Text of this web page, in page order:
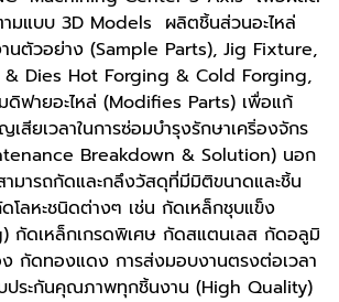
ามแบบ 3D Models ผลิตชิ้นส่วนอะไหล่
นตัวอย่าง (Sample Parts), Jig Fixture,
& Dies Hot Forging & Cold Forging,
ดิฟายอะไหล่ (Modifies Parts) เพื่อแก้
สียเวลาในการซ่อมบำรุงรักษาเคริ่องจักร
Breakdown & Solution) นอก
ามารถกัดและกลึงวัสดุที่มีมิติขนาดและชิ้น
โลหะชนิดต่างๆ เช่น กัดเหล็กชุบแข็ง
กัดเหล็กเกรดพิเศษ กัดสแตนเลส กัดอลูมิ
กัดทองแดง การส่งมอบงานตรงต่อเวลา
ประกันคุณภาพทุกชิ้นงาน (High Quality)